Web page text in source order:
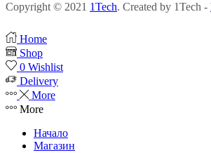
Copyright © 2021 1Tech. Created by 1Tech -
Home
Shop
0 Wishlist
Delivery
More
More
Начало
Магазин